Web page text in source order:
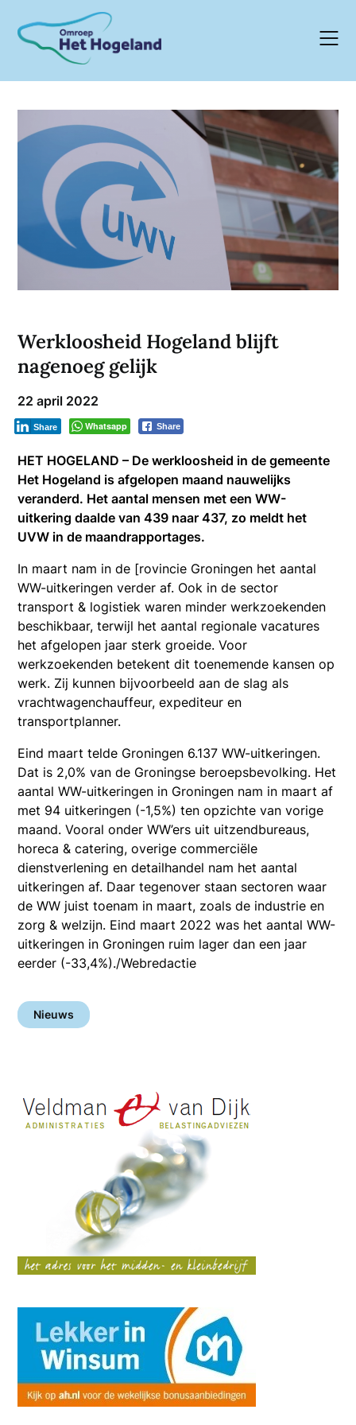
content
Werkloosheid Hogeland blijft
nagenoeg gelijk
22 april 2022
Whatsapp Share
Share
HET HOGELAND – De werkloosheid in de gemeente
Het Hogeland is afgelopen maand nauwelijks
veranderd. Het aantal mensen met een WW-
uitkering daalde van 439 naar 437, zo meldt het
UVW in de maandrapportages.
In maart nam in de [rovincie Groningen het aantal
WW-uitkeringen verder af. Ook in de sector
transport & logistiek waren minder werkzoekenden
beschikbaar, terwijl het aantal regionale vacatures
het afgelopen jaar sterk groeide. Voor
werkzoekenden betekent dit toenemende kansen op
werk. Zij kunnen bijvoorbeeld aan de slag als
vrachtwagenchauffeur, expediteur en
transportplanner.
Eind maart telde Groningen 6.137 WW-uitkeringen.
Dat is 2,0% van de Groningse beroepsbevolking. Het
aantal WW-uitkeringen in Groningen nam in maart af
met 94 uitkeringen (-1,5%) ten opzichte van vorige
maand. Vooral onder WW’ers uit uitzendbureaus,
horeca & catering, overige commerciële
dienstverlening en detailhandel nam het aantal
uitkeringen af. Daar tegenover staan sectoren waar
de WW juist toenam in maart, zoals de industrie en
zorg & welzijn. Eind maart 2022 was het aantal WW-
uitkeringen in Groningen ruim lager dan een jaar
eerder (-33,4%)./Webredactie
Nieuws